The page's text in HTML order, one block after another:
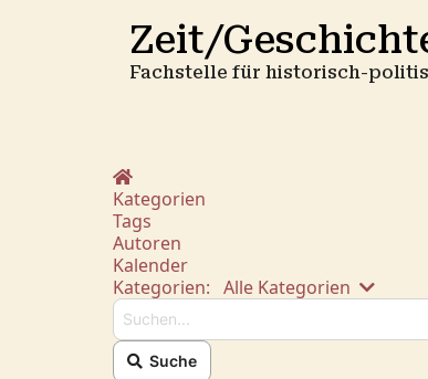
Zeit/
Fachstelle für historisch-
Home
Kategorien
Tags
Autoren
Kalender
Kategorien: Alle Kategorien
Suche